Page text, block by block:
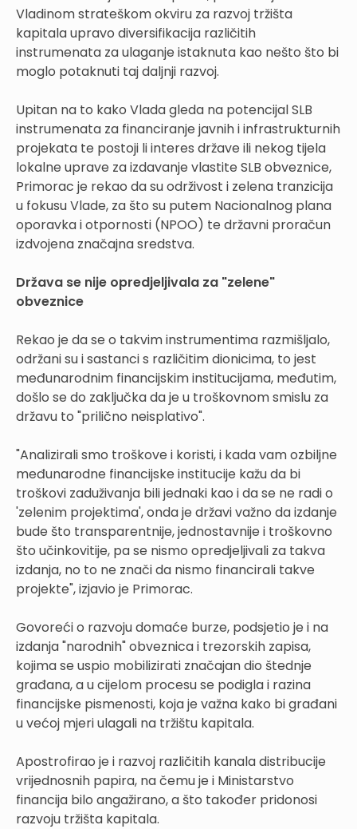
Vladinom strateškom okviru za razvoj tržišta
kapitala upravo diversifikacija različitih
instrumenata za ulaganje istaknuta kao nešto što bi
moglo potaknuti taj daljnji razvoj.
Upitan na to kako Vlada gleda na potencijal SLB
instrumenata za financiranje javnih i infrastrukturnih
projekata te postoji li interes države ili nekog tijela
lokalne uprave za izdavanje vlastite SLB obveznice,
Primorac je rekao da su održivost i zelena tranzicija
u fokusu Vlade, za što su putem Nacionalnog plana
oporavka i otpornosti (NPOO) te državni proračun
izdvojena značajna sredstva.
Država se nije opredjeljivala za "zelene"
obveznice
Rekao je da se o takvim instrumentima razmišljalo,
održani su i sastanci s različitim dionicima, to jest
međunarodnim financijskim institucijama, međutim,
došlo se do zaključka da je u troškovnom smislu za
državu to "prilično neisplativo".
"Analizirali smo troškove i koristi, i kada vam ozbiljne
međunarodne financijske institucije kažu da bi
troškovi zaduživanja bili jednaki kao i da se ne radi o
'zelenim projektima', onda je državi važno da izdanje
bude što transparentnije, jednostavnije i troškovno
što učinkovitije, pa se nismo opredjeljivali za takva
izdanja, no to ne znači da nismo financirali takve
projekte", izjavio je Primorac.
Govoreći o razvoju domaće burze, podsjetio je i na
izdanja "narodnih" obveznica i trezorskih zapisa,
kojima se uspio mobilizirati značajan dio štednje
građana, a u cijelom procesu se podigla i razina
financijske pismenosti, koja je važna kako bi građani
u većoj mjeri ulagali na tržištu kapitala.
Apostrofirao je i razvoj različitih kanala distribucije
vrijednosnih papira, na čemu je i Ministarstvo
financija bilo angažirano, a što također pridonosi
razvoju tržišta kapitala.